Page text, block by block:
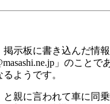
示板に書き込んだ情
」のこと
ようです。
と親に言われて車に